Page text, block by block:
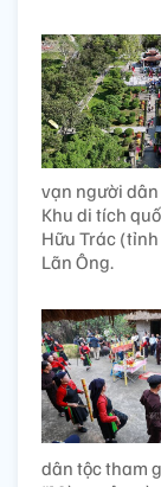
vạn người
Khu di tích
Hữu Trác
Lãn Ông.
dân tộc tham